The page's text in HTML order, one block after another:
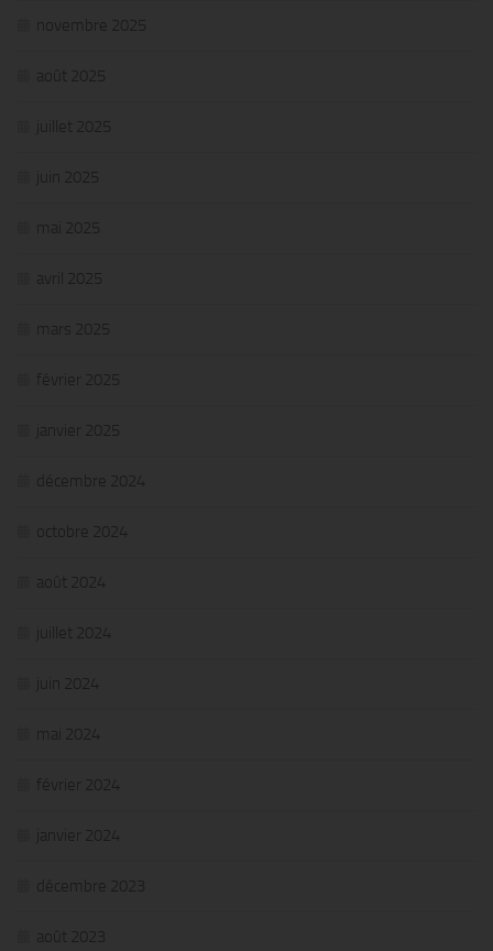
novembre 2025
août 2025
juillet 2025
juin 2025
mai 2025
avril 2025
mars 2025
février 2025
janvier 2025
décembre 2024
octobre 2024
août 2024
juillet 2024
juin 2024
mai 2024
février 2024
janvier 2024
décembre 2023
août 2023